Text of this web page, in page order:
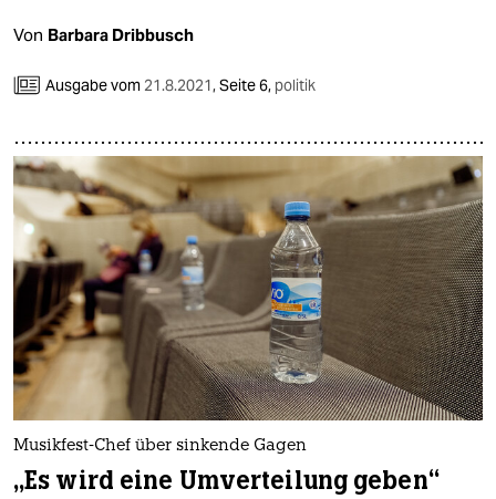
Von Barbara Dribbusch
Ausgabe vom 21.8.2021,Seite 6, politik
Musikfest-Chef über sinkende Gagen
„Es wird eine Umverteilung geben“